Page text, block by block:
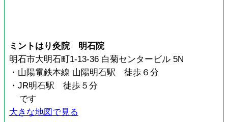
ミントはり灸院 明石院
明石市大明石町1-13-36 白菊センタービル 5N
・山陽電鉄本線 山陽明石駅 徒歩６分
・JR明石駅 徒歩５分
です
大きな地図で見る